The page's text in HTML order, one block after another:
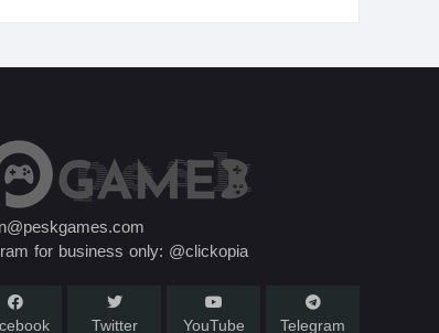
for business only: @clickopia
Twitter YouTube Telegram